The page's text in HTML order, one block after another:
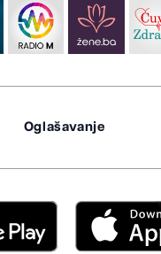
Oglašavanje